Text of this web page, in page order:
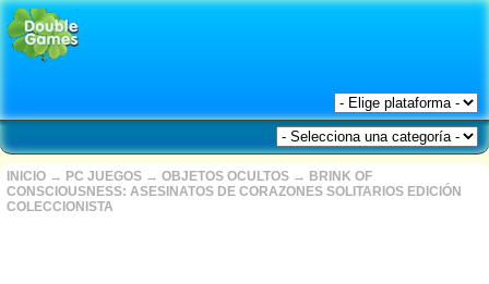
INICIO → PC JUEGOS → OBJETOS OCULTOS → BRINK OF
CONSCIOUSNESS: ASESINATOS DE CORAZONES SOLITARIOS EDICIÓN
COLECCIONISTA